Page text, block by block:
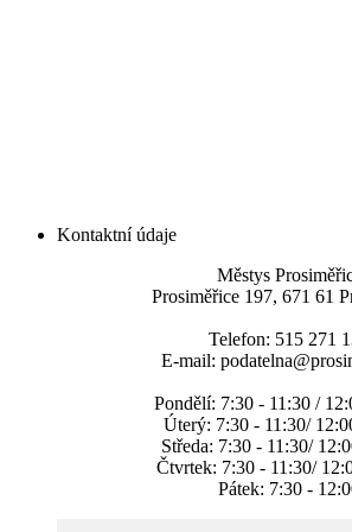
Kontaktní údaje
Městys
Prosiměřice 197, 671 61
Telefon: 515 271
E-mail:
Pondělí: 7:30 - 11:30 /
Úterý: 7:30 - 11:30/
Středa: 7:30 - 11:30/
Čtvrtek: 7:30 - 11:30/
Pátek: 7:30 -